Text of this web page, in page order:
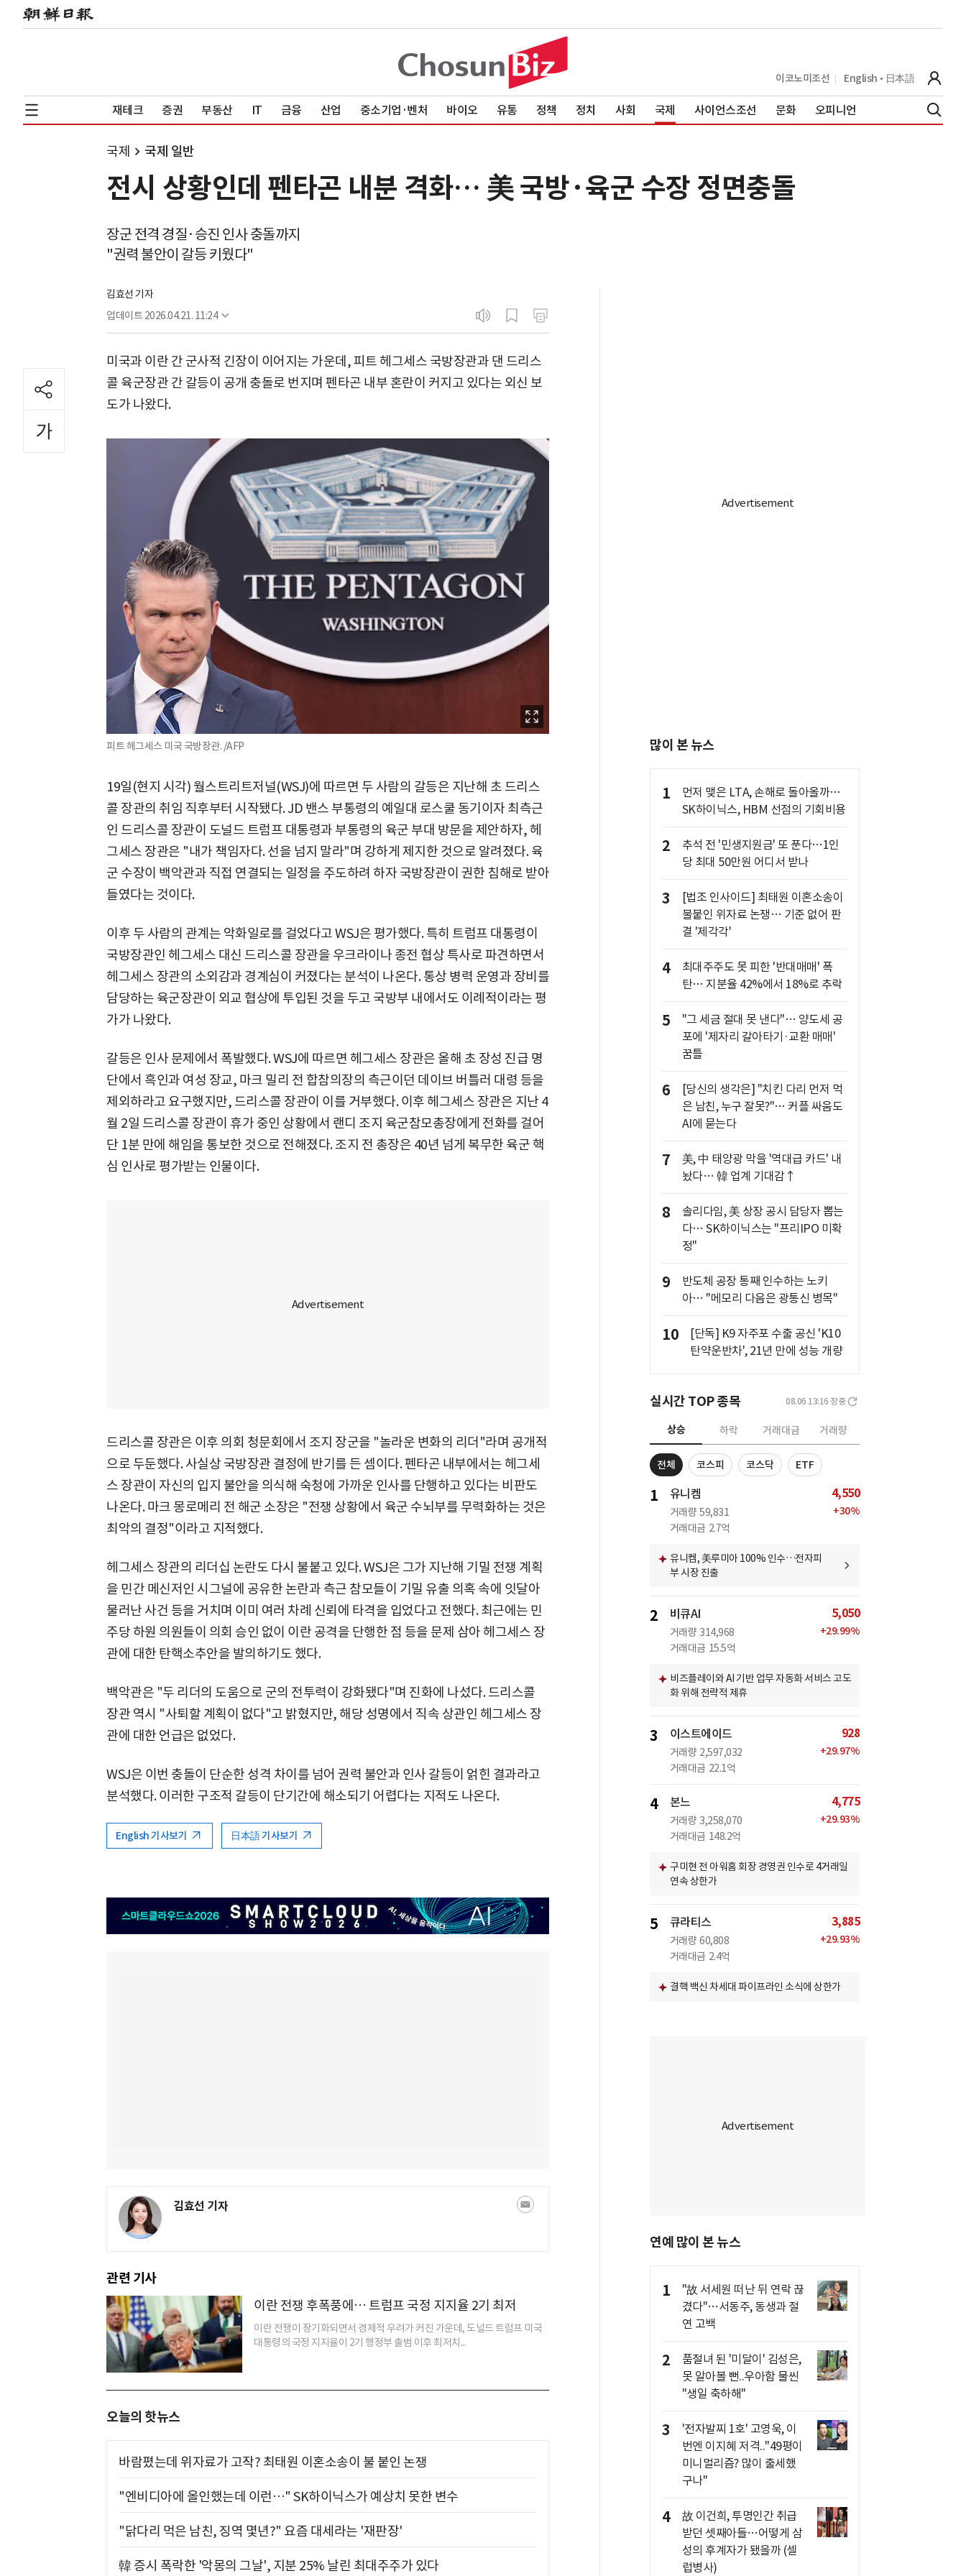
이코노미조선 English 日本語
재테크 증권 부동산 IT 금융 산업 중소기업·벤처 바이오 유통 정책 정치 사회 국제 사이언스조선 문화 오피니언
국제 국제 일반
전시 상황인데 펜타곤 내분 격화… 美 국방·육군 수장 정면충돌
장군 전격 경질·승진 인사 충돌까지
"권력 불안이 갈등 키웠다"
김효선 기자
업데이트 2026.04.21. 11:24
미국과 이란 간 군사적 긴장이 이어지는 가운데, 피트 헤그세스 국방장관과 댄 드리스
콜 육군장관 간 갈등이 공개 충돌로 번지며 펜타곤 내부 혼란이 커지고 있다는 외신 보
도가 나왔다.
피트 헤그세스 미국 국방장관. /AFP
19일(현지 시각) 월스트리트저널(WSJ)에 따르면 두 사람의 갈등은 지난해 초 드리스
콜 장관의 취임 직후부터 시작됐다. JD 밴스 부통령의 예일대 로스쿨 동기이자 최측근
인 드리스콜 장관이 도널드 트럼프 대통령과 부통령의 육군 부대 방문을 제안하자, 헤
그세스 장관은 "내가 책임자다. 선을 넘지 말라"며 강하게 제지한 것으로 알려졌다. 육
군 수장이 백악관과 직접 연결되는 일정을 주도하려 하자 국방장관이 권한 침해로 받아
들였다는 것이다.
이후 두 사람의 관계는 악화일로를 걸었다고 WSJ은 평가했다. 특히 트럼프 대통령이
국방장관인 헤그세스 대신 드리스콜 장관을 우크라이나 종전 협상 특사로 파견하면서
헤그세스 장관의 소외감과 경계심이 커졌다는 분석이 나온다. 통상 병력 운영과 장비를
담당하는 육군장관이 외교 협상에 투입된 것을 두고 국방부 내에서도 이례적이라는 평
가가 나왔다.
갈등은 인사 문제에서 폭발했다. WSJ에 따르면 헤그세스 장관은 올해 초 장성 진급 명
단에서 흑인과 여성 장교, 마크 밀리 전 합참의장의 측근이던 데이브 버틀러 대령 등을
제외하라고 요구했지만, 드리스콜 장관이 이를 거부했다. 이후 헤그세스 장관은 지난 4
월 2일 드리스콜 장관이 휴가 중인 상황에서 랜디 조지 육군참모총장에게 전화를 걸어
단 1분 만에 해임을 통보한 것으로 전해졌다. 조지 전 총장은 40년 넘게 복무한 육군 핵
심 인사로 평가받는 인물이다.
드리스콜 장관은 이후 의회 청문회에서 조지 장군을 "놀라운 변화의 리더"라며 공개적
으로 두둔했다. 사실상 국방장관 결정에 반기를 든 셈이다. 펜타곤 내부에서는 헤그세
스 장관이 자신의 입지 불안을 의식해 숙청에 가까운 인사를 단행하고 있다는 비판도
나온다. 마크 몽로메리 전 해군 소장은 "전쟁 상황에서 육군 수뇌부를 무력화하는 것은
최악의 결정"이라고 지적했다.
헤그세스 장관의 리더십 논란도 다시 불붙고 있다. WSJ은 그가 지난해 기밀 전쟁 계획
을 민간 메신저인 시그널에 공유한 논란과 측근 참모들이 기밀 유출 의혹 속에 잇달아
물러난 사건 등을 거치며 이미 여러 차례 신뢰에 타격을 입었다고 전했다. 최근에는 민
주당 하원 의원들이 의회 승인 없이 이란 공격을 단행한 점 등을 문제 삼아 헤그세스 장
관에 대한 탄핵소추안을 발의하기도 했다.
백악관은 "두 리더의 도움으로 군의 전투력이 강화됐다"며 진화에 나섰다. 드리스콜
장관 역시 "사퇴할 계획이 없다"고 밝혔지만, 해당 성명에서 직속 상관인 헤그세스 장
관에 대한 언급은 없었다.
WSJ은 이번 충돌이 단순한 성격 차이를 넘어 권력 불안과 인사 갈등이 얽힌 결과라고
분석했다. 이러한 구조적 갈등이 단기간에 해소되기 어렵다는 지적도 나온다.
English 기사보기 日本語 기사보기
김효선 기자
관련 기사
이란 전쟁 후폭풍에… 트럼프 국정 지지율 2기 최저
이란 전쟁이 장기화되면서 경제적 우려가 커진 가운데, 도널드 트럼프 미국
대통령의 국정 지지율이 2기 행정부 출범 이후 최저치...
오늘의 핫뉴스
바람폈는데 위자료가 고작? 최태원 이혼소송이 불 붙인 논쟁
"엔비디아에 올인했는데 이런…" SK하이닉스가 예상치 못한 변수
"닭다리 먹은 남친, 징역 몇년?" 요즘 대세라는 '재판장'
韓 증시 폭락한 '악몽의 그날', 지분 25% 날린 최대주주가 있다
많이 본 뉴스
1
먼저 맺은 LTA, 손해로 돌아올까…
SK하이닉스, HBM 선점의 기회비용
2
추석 전 '민생지원금' 또 푼다…1인
당 최대 50만원 어디서 받나
3
[법조 인사이드] 최태원 이혼소송이
불붙인 위자료 논쟁… 기준 없어 판
결 '제각각'
4
최대주주도 못 피한 '반대매매' 폭
탄… 지분율 42%에서 18%로 추락
5
"그 세금 절대 못 낸다"… 양도세 공
포에 '제자리 갈아타기·교환 매매'
꿈틀
6
[당신의 생각은] "치킨 다리 먼저 먹
은 남친, 누구 잘못?"… 커플 싸움도
AI에 묻는다
7
美, 中 태양광 막을 '역대급 카드' 내
놨다… 韓 업계 기대감↑
8
솔리다임, 美 상장 공시 담당자 뽑는
다… SK하이닉스는 "프리IPO 미확
정"
9
반도체 공장 통째 인수하는 노키
아… "메모리 다음은 광통신 병목"
10
[단독] K9 자주포 수출 공신 'K10
탄약운반차', 21년 만에 성능 개량
실시간 TOP 종목 08.06 13:16 장중
상승 하락 거래대금 거래량
전체 코스피 코스닥 ETF
1 유니켐
거래량 59,831
거래대금 2.7억
4,550
+30%
유니켐, 美루미아 100% 인수…전자피
부 시장 진출
2 비큐AI
거래량 314,968
거래대금 15.5억
5,050
+29.99%
비즈플레이와 AI 기반 업무 자동화 서비스 고도
화 위해 전략적 제휴
3 이스트에이드
거래량 2,597,032
거래대금 22.1억
928
+29.97%
4 본느
거래량 3,258,070
거래대금 148.2억
4,775
+29.93%
구미현 전 아워홈 회장 경영권 인수로 4거래일
연속 상한가
5 큐라티스
거래량 60,808
거래대금 2.4억
3,885
+29.93%
결핵 백신 차세대 파이프라인 소식에 상한가
연예 많이 본 뉴스
1
"故 서세원 떠난 뒤 연락 끊
겼다"…서동주, 동생과 절
연 고백
2
품절녀 된 '미달이' 김성은,
못 알아볼 뻔..우아함 물씬
"생일 축하해"
3
'전자발찌 1호' 고영욱, 이
번엔 이지혜 저격.."49평이
미니멀리즘? 많이 출세했
구나"
4
故 이건희, 투명인간 취급
받던 셋째아들…어떻게 삼
성의 후계자가 됐을까 (셀
럽병사)